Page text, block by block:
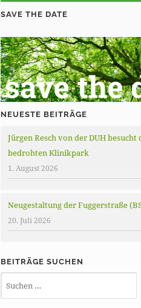
SAVE THE DATE
NEUESTE BEITRÄGE
Jürgen Resch von der DUH besucht
bedrohten Klinikpark
1. August 2026
Neugestaltung der Fuggerstraße
20. Juli 2026
BEITRÄGE SUCHEN